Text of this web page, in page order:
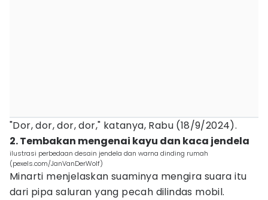
"Dor, dor, dor, dor," katanya, Rabu (18/9/2024).
2. Tembakan mengenai kayu dan kaca jendela
ilustrasi perbedaan desain jendela dan warna dinding rumah
(pexels.com/JanVanDerWolf)
Minarti menjelaskan suaminya mengira suara itu
dari pipa saluran yang pecah dilindas mobil.